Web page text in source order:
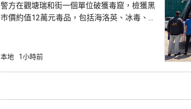
警方在觀塘瑞和街一個單位破獲毒窟，檢獲黑
巿價約值12萬元毒品，包括海洛英、冰毒、含
營毒窟及販運危險藥物，另外13男1女，年齡
本地 1小時前